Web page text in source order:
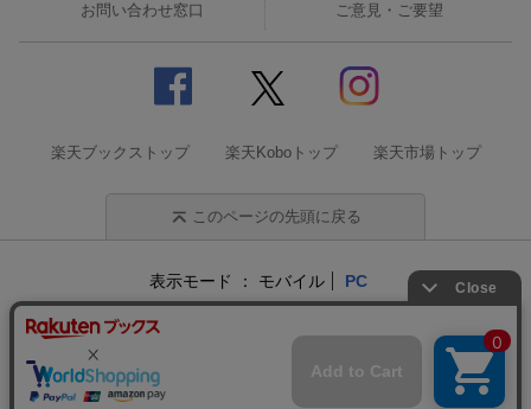
お問い合わせ窓口 ご意見・ご要望
楽天ブックストップ 楽天Koboトップ 楽天市場トップ
このページの先頭に戻る
表示モード モバイル PC
企業情報 個人情報保護方針
特定商取引法に基づく表記